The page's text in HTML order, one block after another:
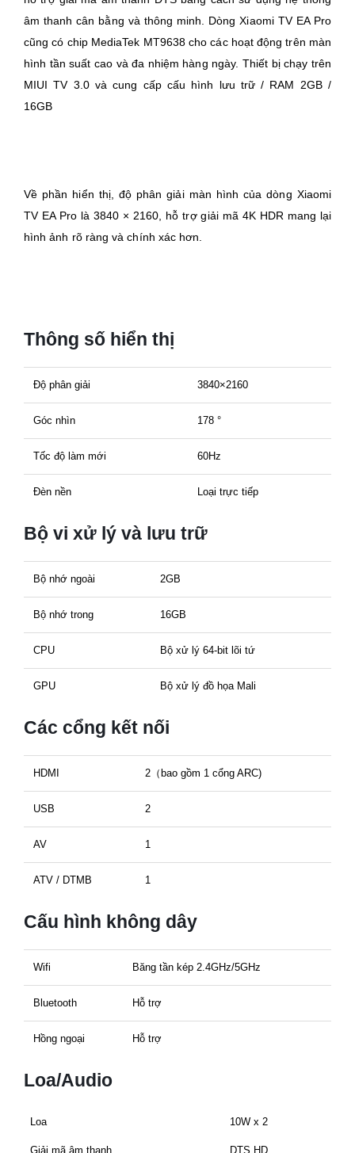
âm thanh cân bằng và thông minh. Dòng Xiaomi TV EA Pro
cũng có chip MediaTek MT9638 cho các hoạt động trên màn
hình tần suất cao và đa nhiệm hàng ngày. Thiết bị chạy trên
MIUI TV 3.0 và cung cấp cấu hình lưu trữ / RAM 2GB /
16GB
Về phần hiển thị, độ phân giải màn hình của dòng Xiaomi
TV EA Pro là 3840 × 2160, hỗ trợ giải mã 4K HDR mang lại
hình ảnh rõ ràng và chính xác hơn.
Thông số hiển thị
Độ phân giải 3840×2160
Góc nhìn 178 °
Tốc độ làm mới 60Hz
Đèn nền Loại trực tiếp
Bộ vi xử lý và lưu trữ
Bộ nhớ ngoài 2GB
Bộ nhớ trong 16GB
CPU Bộ xử lý 64-bit lõi tứ
GPU Bộ xử lý đồ họa Mali
Các cổng kết nối
HDMI 2（bao gồm 1 cổng ARC)
USB 2
AV 1
ATV / DTMB 1
Cấu hình không dây
Wifi Băng tần kép 2.4GHz/5GHz
Bluetooth Hỗ trợ
Hồng ngoại Hỗ trợ
Loa/Audio
Loa 10W x 2
Giải mã âm thanh DTS HD